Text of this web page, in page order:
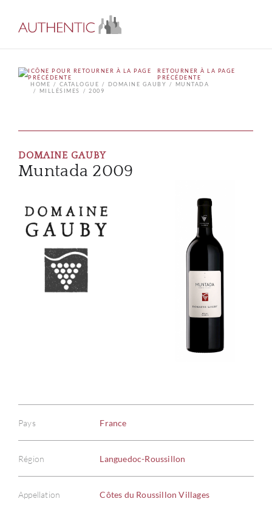
RETOURNER À LA PAGE
PRÉCÉDENTE
HOME
CATALOGUE DOMAINE GAUBY
MUNTADA
MILLÉSIMES
2009
DOMAINE GAUBY
Muntada 2009
Pays France
Région Languedoc-Roussillon
Appellation Côtes du Roussillon Villages